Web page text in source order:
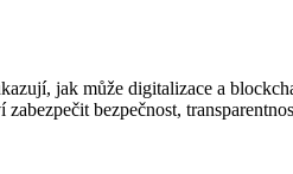
jak může digitalizace a
bezpečnost,